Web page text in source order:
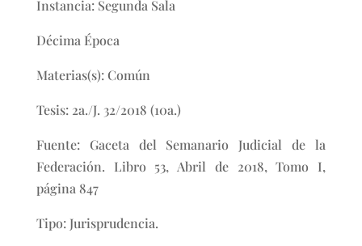
Instancia: Segunda Sala
Décima Época
Materias(s): Común
Tesis: 2a./J. 32/2018 (10a.)
Fuente: Gaceta del Semanario Judicial de la
Federación. Libro 53, Abril de 2018, Tomo I,
página 847
Tipo: Jurisprudencia.